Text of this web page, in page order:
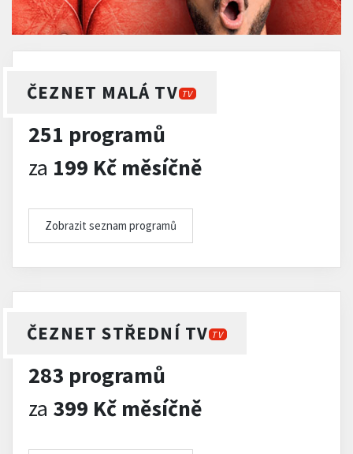
ČEZNET MALÁ TV TV
251 programů
za 199 Kč měsíčně
Zobrazit seznam programů
ČEZNET STŘEDNÍ TV TV
283 programů
za 399 Kč měsíčně